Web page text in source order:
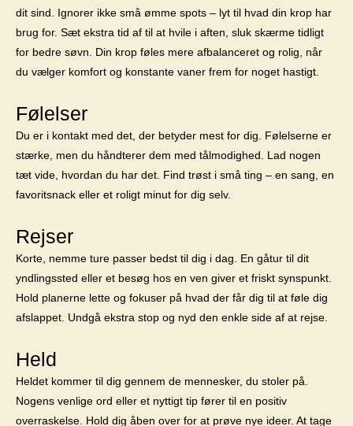
dit sind. Ignorer ikke små ømme spots – lyt til hvad din krop har
brug for. Sæt ekstra tid af til at hvile i aften, sluk skærme tidligt
for bedre søvn. Din krop føles mere afbalanceret og rolig, når
du vælger komfort og konstante vaner frem for noget hastigt.
Følelser
Du er i kontakt med det, der betyder mest for dig. Følelserne er
stærke, men du håndterer dem med tålmodighed. Lad nogen
tæt vide, hvordan du har det. Find trøst i små ting – en sang, en
favoritsnack eller et roligt minut for dig selv.
Rejser
Korte, nemme ture passer bedst til dig i dag. En gåtur til dit
yndlingssted eller et besøg hos en ven giver et friskt synspunkt.
Hold planerne lette og fokuser på hvad der får dig til at føle dig
afslappet. Undgå ekstra stop og nyd den enkle side af at rejse.
Held
Heldet kommer til dig gennem de mennesker, du stoler på.
Nogens venlige ord eller et nyttigt tip fører til en positiv
overraskelse. Hold dig åben over for at prøve nye ideer. At tage